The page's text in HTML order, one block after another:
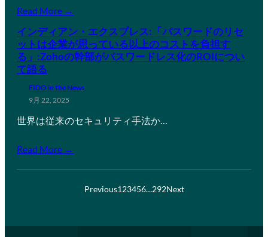
Read More →
インディアン・エクスプレス:「パスワードのリセ
ットは企業が思っている以上のコストを負担す
る」:Zohoの幹部がパスワードレス化のROIについ
て語る
FIDO in the News
9月 22, 2025
世界は従来のセキュリティ手法か…
Read More →
Previous123456…292Next